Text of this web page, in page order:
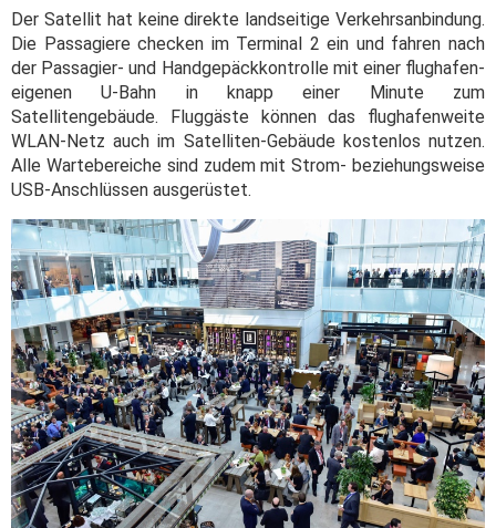
Der Satellit hat keine direkte landseitige Verkehrsanbindung.
Die Passagiere checken im Terminal 2 ein und fahren nach
der Passagier- und Handgepäckkontrolle mit einer flughafen-
eigenen U-Bahn in knapp einer Minute zum
Satellitengebäude. Fluggäste können das flughafenweite
WLAN-Netz auch im Satelliten-Gebäude kostenlos nutzen.
Alle Wartebereiche sind zudem mit Strom- beziehungsweise
USB-Anschlüssen ausgerüstet.